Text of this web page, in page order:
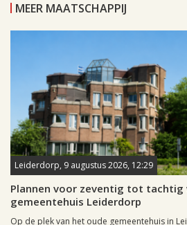
MEER MAATSCHAPPIJ
Leiderdorp, 9 augustus 2026, 12:29
Plannen voor zeventig tot tachtig
gemeentehuis Leiderdorp
Op de plek van het oude gemeentehuis in